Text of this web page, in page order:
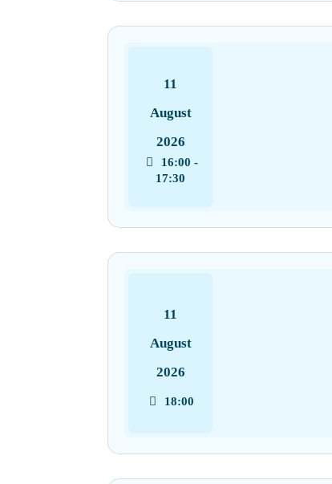
11
August
2026
16:00 -
17:30
11
August
2026
18:00